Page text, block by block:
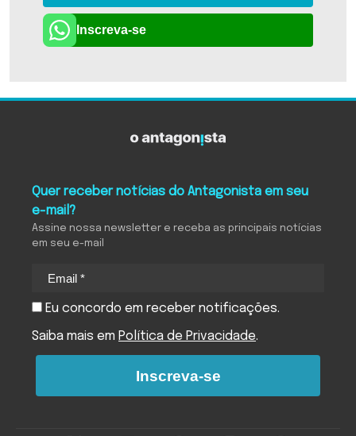
Inscreva-se
Quer receber notícias do Antagonista em seu
e-mail?
Assine nossa newsletter e receba as principais notícias
em seu e-mail
Eu concordo em receber notificações.
Saiba mais em Política de Privacidade.
Inscreva-se